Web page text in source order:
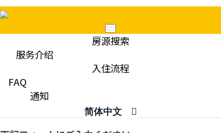
Mobile
Menu
房源搜索
服务介绍
入住流程
FAQ
通知
简体中文
查询